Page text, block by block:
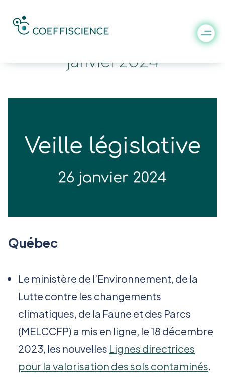
Veille législative du 26
janvier 2024
Québec
Le ministère de l’Environnement, de la
Lutte contre les changements
climatiques, de la Faune et des Parcs
(MELCCFP) a mis en ligne, le 18 décembre
2023, les nouvelles Lignes directrices
pour la valorisation des sols contaminés.